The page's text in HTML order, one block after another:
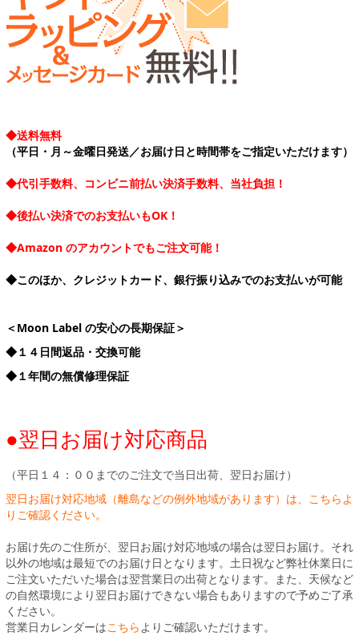
◆送料無料
（平日・月～金曜日発送／お届け日と時間帯をご指定いただけます）
◆代引手数料、コンビニ前払い決済手数料、当社負担！
◆後払い決済でのお支払いもOK！
◆Amazon のアカウントでもご注文可能！
◆このほか、クレジットカード、銀行振り込みでのお支払いが可能
＜Moon Label の安心の長期保証＞
◆１４日間返品・交換可能
◆１年間の無償修理保証
●翌日お届け対応商品
（平日１４：００までのご注文で当日出荷、翌日お届け）
翌日お届け対応地域（離島などの例外地域があります）は、こちらよ
りご確認ください。
お届け先のご住所が、翌日お届け対応地域の場合は翌日お届け。それ
以外の地域は最短でのお届け日となります。土日祝など弊社休業日に
ご注文いただいた場合は翌営業日の出荷となります。また、天候など
の自然環境により翌日お届けできない場合もありますので予めご了承
ください。
営業日カレンダーはこちらよりご確認いただけます。